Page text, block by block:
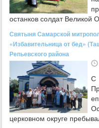
останков солдат Великой
Святыня Самарской
«Избавительница от бед»
Репьевского района
С
церковном округе